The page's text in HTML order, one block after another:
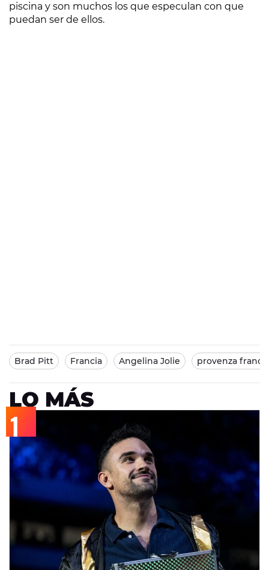
piscina y son muchos los que especulan con que
puedan ser de ellos.
Brad Pitt Francia Angelina Jolie provenza
LO MÁS